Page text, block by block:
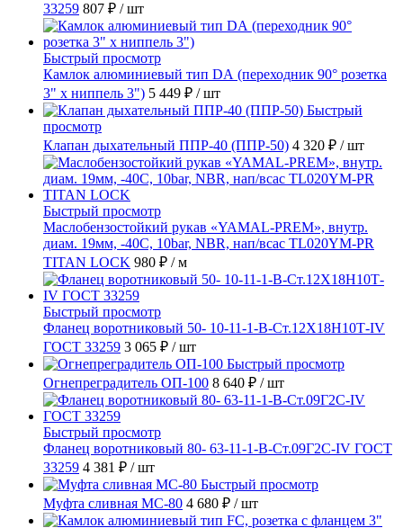
33259 807 ₽ / шт
Быстрый просмотр
Камлок алюминиевый тип DА (переходник 90° розетка
3" х ниппель 3") 5 449 ₽ / шт
Быстрый
просмотр
Клапан дыхательный ППР-40 (ППР-50) 4 320 ₽ / шт
Быстрый просмотр
Маслобензостойкий рукав «YAMAL-PREM», внутр.
диам. 19мм, -40C, 10bar, NBR, нап/всас TL020YM-PR
TITAN LOCK 980 ₽ / м
Быстрый просмотр
Фланец воротниковый 50- 10-11-1-B-Ст.12Х18Н10Т-IV
ГОСТ 33259 3 065 ₽ / шт
Быстрый просмотр
Огнепреградитель ОП-100 8 640 ₽ / шт
Быстрый просмотр
Фланец воротниковый 80- 63-11-1-B-Ст.09Г2С-IV ГОСТ
33259 4 381 ₽ / шт
Быстрый просмотр
Муфта сливная МС-80 4 680 ₽ / шт